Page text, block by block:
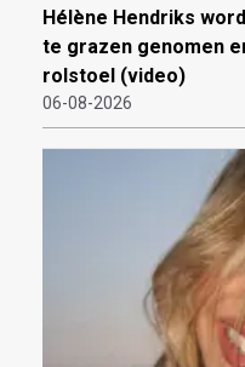
Hélène Hendriks
te grazen genomen
rolstoel (video)
06-08-2026